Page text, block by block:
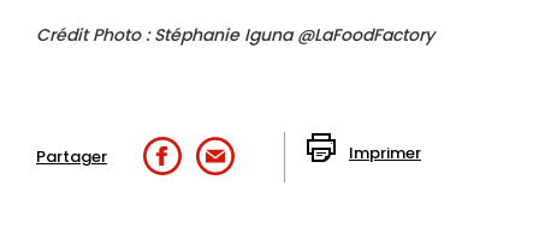
Crédit Photo : Stéphanie Iguna @LaFoodFactory
Partager Imprimer